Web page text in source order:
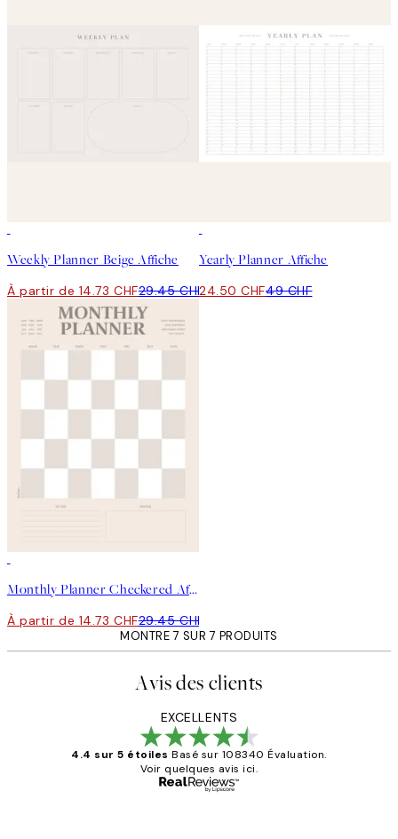
Weekly Planner Beige Affiche
À partir de 14.73 CHF29.45 CHF
Yearly Planner Affiche
24.50 CHF49 CHF
Monthly Planner Checkered Affiche
À partir de 14.73 CHF29.45 CHF
MONTRE 7 SUR 7 PRODUITS
Avis des clients
EXCELLENTS
4.4 sur 5 étoiles Basé sur 108340 Évaluation.
Voir quelques avis ici.